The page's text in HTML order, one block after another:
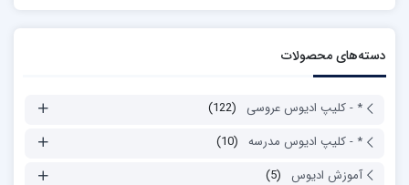
دسته‌های محصولات
* - کلیپ ادیوس عروسی
(122)
* - کلیپ ادیوس مدرسه (10)
آموزش ادیوس
(5)